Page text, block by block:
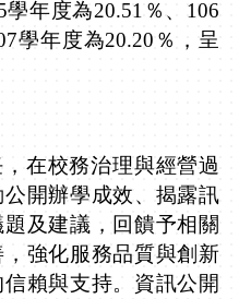
學年度為20.51 ％、 106
學年度為20.20 ％，呈
在校務治理與經營過
開辦學成效、揭露訊
及建議，回饋予相關
強化服務品質與創新
賴與支持。資訊公開